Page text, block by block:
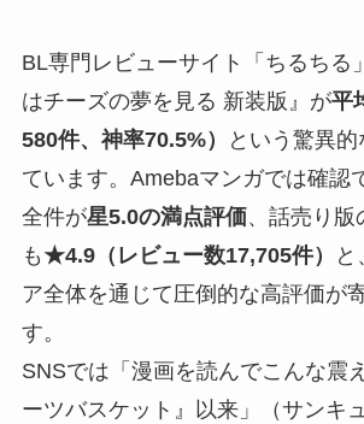
BL専門レビューサイト「ちるちる
はチーズの夢を見る 新装版』が平
580件、神率70.5%）
という驚異
ています。Amebaマンガでは確認
全件が星5.0の満点評価、話売り版
も★4.9（レビュー数17,705件）
と
ア全体を通じて圧倒的な高評価が
す。
SNSでは「漫画を読んでこんな震
ーツバスケット』以来」（サンキ